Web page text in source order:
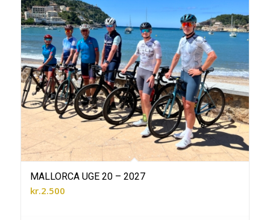
MALLORCA UGE 20 – 2027
kr.2.500